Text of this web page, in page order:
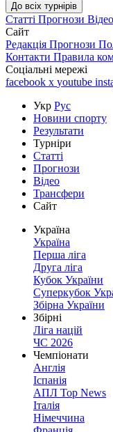
До всіх турнірів
Статті Прогнози Відео
Сайт
Редакція Прогнози
Контакти Правила
Соціальні мережі
facebook x youtube
Укр Рус
Новини спорту
Результати
Турніри
Статті
Прогнози
Відео
Трансфери
Сайт
Україна
Україна
Перша ліга
Друга ліга
Кубок України
Суперкубок
Збірна України
Збірні
Ліга націй
ЧС 2026
Чемпіонати
Англія
Іспанія
АПЛ Top News
Італія
Німеччина